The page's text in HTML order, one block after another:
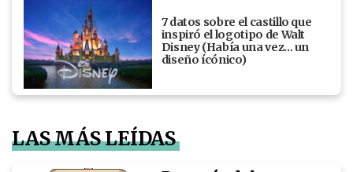
7 datos sobre el castillo que
inspiró el logotipo de Walt
Disney (Había una vez... un
diseño ícónico)
LAS MÁS LEÍDAS